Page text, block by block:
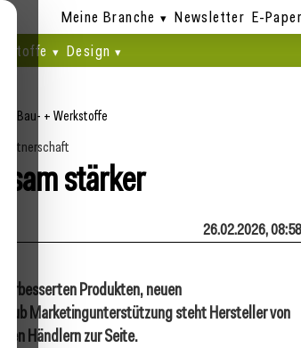
Meine Branche Newsletter E-Paper
Design
Bau- + Werkstoffe
Partnerschaft
stärker
26.02.2026,
Produkten, neuen
Marketingunterstützung steht Hersteller von
Händlern zur Seite.